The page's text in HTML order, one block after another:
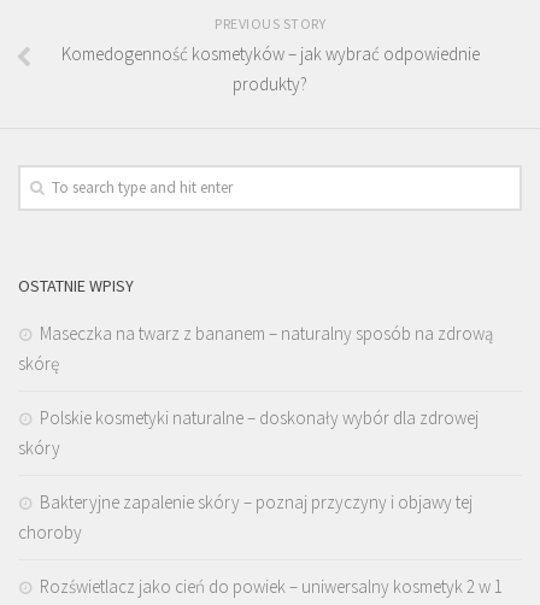
PREVIOUS STORY
Komedogenność kosmetyków – jak wybrać odpowiednie
produkty?
OSTATNIE WPISY
Maseczka na twarz z bananem – naturalny sposób na zdrową
skórę
Polskie kosmetyki naturalne – doskonały wybór dla zdrowej
skóry
Bakteryjne zapalenie skóry – poznaj przyczyny i objawy tej
choroby
Rozświetlacz jako cień do powiek – uniwersalny kosmetyk 2 w 1